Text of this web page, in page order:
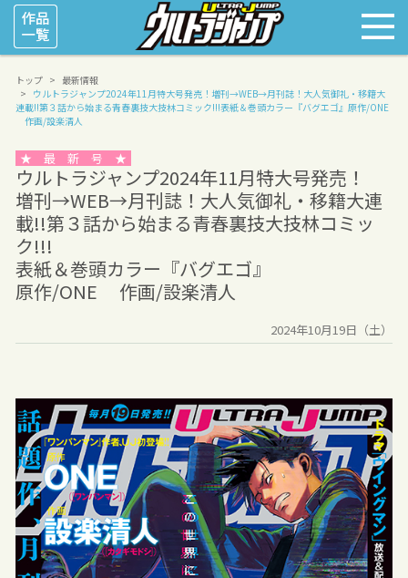
トップ
最新情報
ウルトラジャンプ2024年11月特大号発売！増刊→WEB→月刊誌！大人気御礼・移籍大
連載!!第３話から始まる青春裏技大技林コミック!!!表紙＆巻頭カラー『バグエゴ』原作/ONE
作画/設楽清人
★ 最 新 号 ★
ウルトラジャンプ2024年11月特大号発売！
増刊→WEB→月刊誌！大人気御礼・移籍大連
載!!第３話から始まる青春裏技大技林コミッ
ク!!!
表紙＆巻頭カラー『バグエゴ』
原作/ONE 作画/設楽清人
2024年10月19日（土）